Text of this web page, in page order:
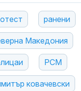
ранени
Македония
РСМ
ковачевски